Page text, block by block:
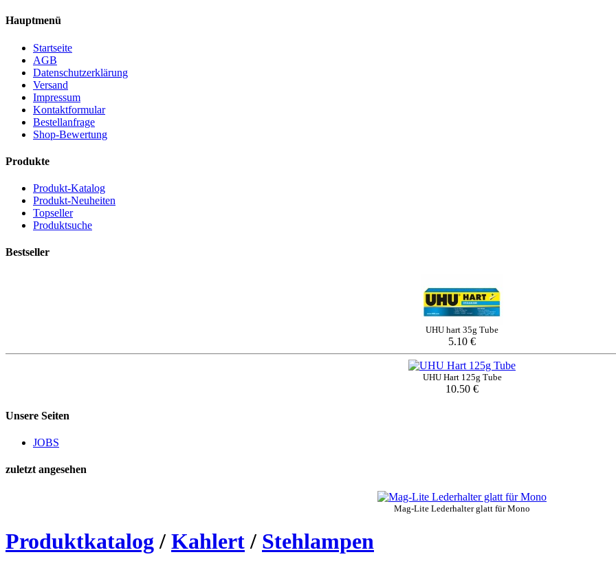
Hauptmenü
Startseite
AGB
Datenschutzerklärung
Versand
Impressum
Kontaktformular
Bestellanfrage
Shop-Bewertung
Produkte
Produkt-Katalog
Produkt-Neuheiten
Topseller
Produktsuche
Bestseller
UHU hart 35g Tube
5.10 €
UHU Hart 125g Tube
10.50 €
Unsere Seiten
JOBS
zuletzt angesehen
Mag-Lite Lederhalter glatt für Mono
Produktkatalog / Kahlert / Stehlampen